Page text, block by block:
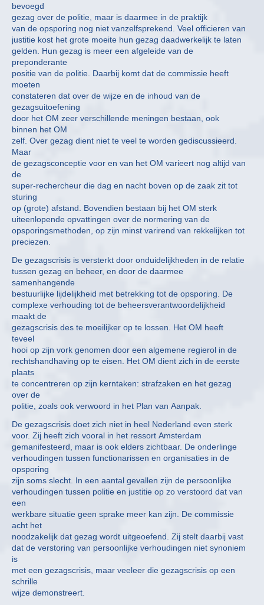
bevoegd
gezag over de politie, maar is daarmee in de praktijk
van de opsporing nog niet vanzelfsprekend. Veel officieren van
justitie kost het grote moeite hun gezag daadwerkelijk te laten
gelden. Hun gezag is meer een afgeleide van de
preponderante
positie van de politie. Daarbij komt dat de commissie heeft
moeten
constateren dat over de wijze en de inhoud van de
gezagsuitoefening
door het OM zeer verschillende meningen bestaan, ook
binnen het OM
zelf. Over gezag dient niet te veel te worden gediscussieerd.
Maar
de gezagsconceptie voor en van het OM varieert nog altijd van
de
super-rechercheur die dag en nacht boven op de zaak zit tot
sturing
op (grote) afstand. Bovendien bestaan bij het OM sterk
uiteenlopende opvattingen over de normering van de
opsporingsmethoden, op zijn minst varirend van rekkelijken tot
preciezen.
De gezagscrisis is versterkt door onduidelijkheden in de relatie
tussen gezag en beheer, en door de daarmee
samenhangende
bestuurlijke lijdelijkheid met betrekking tot de opsporing. De
complexe verhouding tot de beheersverantwoordelijkheid
maakt de
gezagscrisis des te moeilijker op te lossen. Het OM heeft
teveel
hooi op zijn vork genomen door een algemene regierol in de
rechtshandhaving op te eisen. Het OM dient zich in de eerste
plaats
te concentreren op zijn kerntaken: strafzaken en het gezag
over de
politie, zoals ook verwoord in het Plan van Aanpak.
De gezagscrisis doet zich niet in heel Nederland even sterk
voor. Zij heeft zich vooral in het ressort Amsterdam
gemanifesteerd, maar is ook elders zichtbaar. De onderlinge
verhoudingen tussen functionarissen en organisaties in de
opsporing
zijn soms slecht. In een aantal gevallen zijn de persoonlijke
verhoudingen tussen politie en justitie op zo verstoord dat van
een
werkbare situatie geen sprake meer kan zijn. De commissie
acht het
noodzakelijk dat gezag wordt uitgeoefend. Zij stelt daarbij vast
dat de verstoring van persoonlijke verhoudingen niet synoniem
is
met een gezagscrisis, maar veeleer die gezagscrisis op een
schrille
wijze demonstreert.